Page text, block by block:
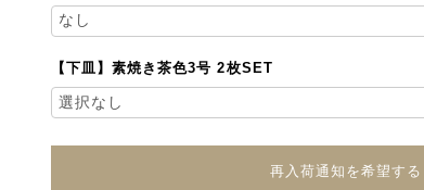
【下皿】素焼き茶色3号 2枚SET
再入荷通知を希望する